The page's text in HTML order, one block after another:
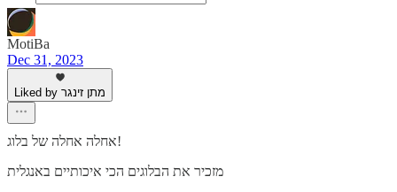
MotiBa
Dec 31, 2023
Liked by מתן זינגר
אחלה אחלה של בלוג!
מזכיר את הבלוגים הכי איכותיים באנגלית